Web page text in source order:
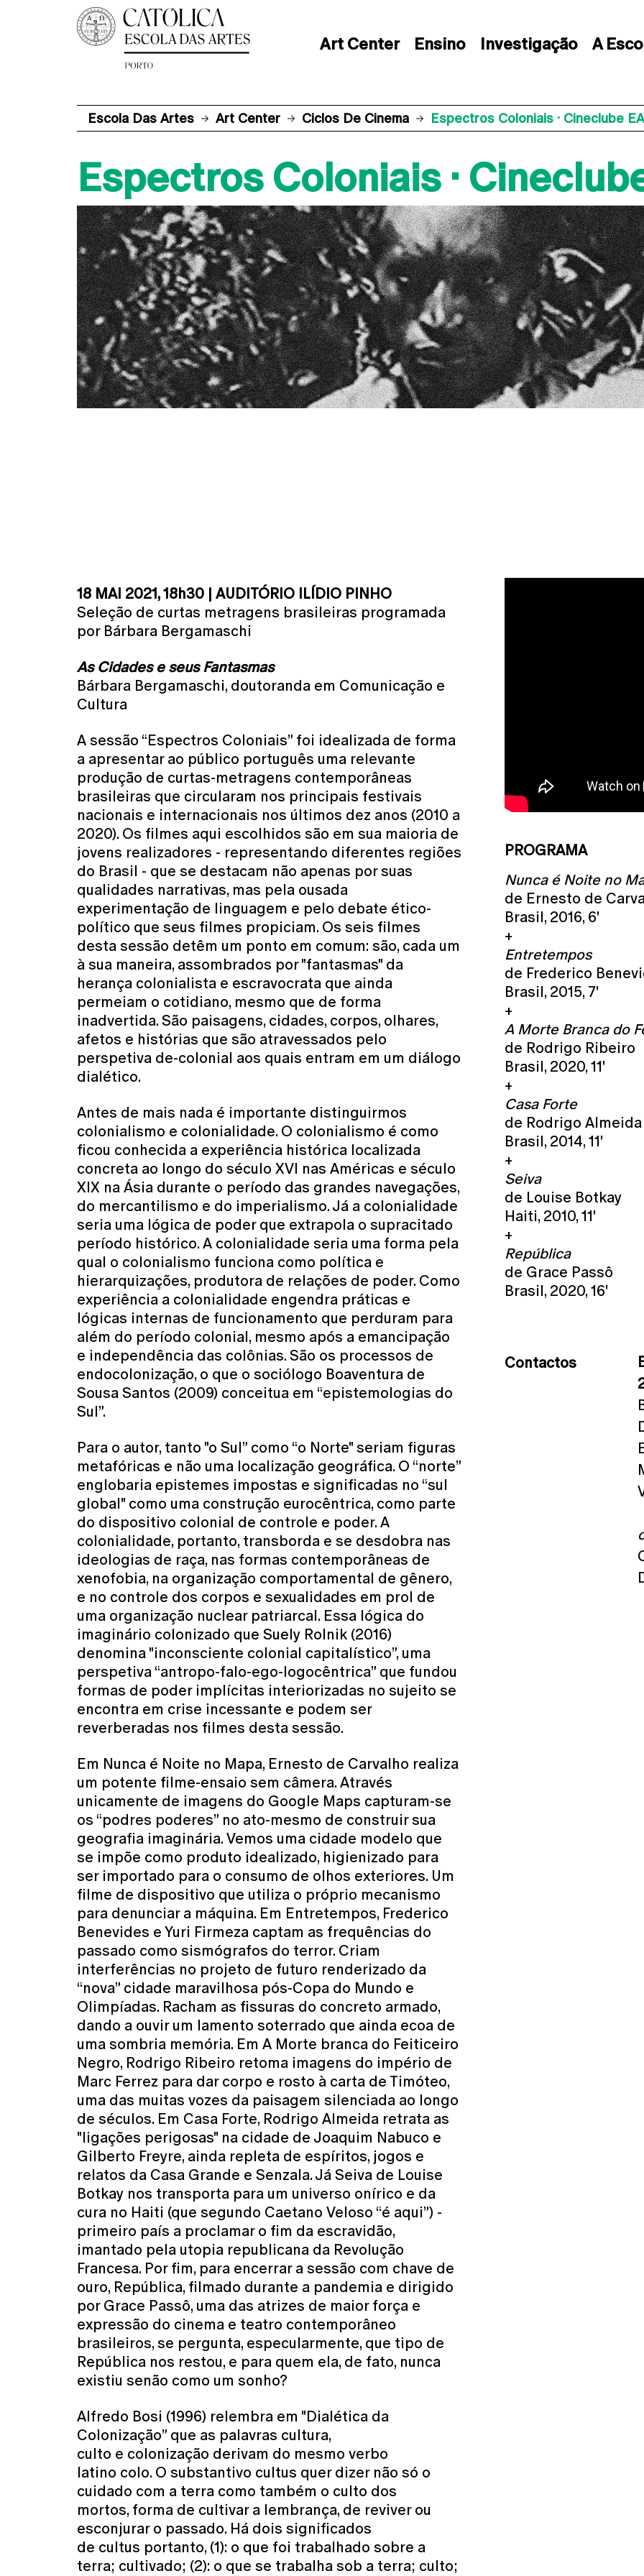
Art Center Ensino Investigação A
Escola Das Artes Art Center Ciclos De Cinema Espectros Coloniais · Cineclube EA
Espectros Coloniais ·
18 MAI 2021, 18h30 | AUDITÓRIO ILÍDIO PINHO
Seleção de curtas metragens brasileiras programada
por Bárbara Bergamaschi
As Cidades e seus Fantasmas
Bárbara Bergamaschi, doutoranda em Comunicação e
Cultura
A sessão “Espectros Coloniais” foi idealizada de forma
a apresentar ao público português uma relevante
produção de curtas-metragens contemporâneas
brasileiras que circularam nos principais festivais
nacionais e internacionais nos últimos dez anos (2010 a
2020). Os filmes aqui escolhidos são em sua maioria de
jovens realizadores - representando diferentes regiões
do Brasil - que se destacam não apenas por suas
qualidades narrativas, mas pela ousada
experimentação de linguagem e pelo debate ético-
político que seus filmes propiciam. Os seis filmes
desta sessão detêm um ponto em comum: são, cada um
à sua maneira, assombrados por "fantasmas" da
herança colonialista e escravocrata que ainda
permeiam o cotidiano, mesmo que de forma
inadvertida. São paisagens, cidades, corpos, olhares,
afetos e histórias que são atravessados pelo
perspetiva de-colonial aos quais entram em um diálogo
dialético.
Antes de mais nada é importante distinguirmos
colonialismo e colonialidade. O colonialismo é como
ficou conhecida a experiência histórica localizada
concreta ao longo do século XVI nas Américas e século
XIX na Ásia durante o período das grandes navegações,
do mercantilismo e do imperialismo. Já a colonialidade
seria uma lógica de poder que extrapola o supracitado
período histórico. A colonialidade seria uma forma pela
qual o colonialismo funciona como política e
hierarquizações, produtora de relações de poder. Como
experiência a colonialidade engendra práticas e
lógicas internas de funcionamento que perduram para
além do período colonial, mesmo após a emancipação
e independência das colônias. São os processos de
endocolonização, o que o sociólogo Boaventura de
Sousa Santos (2009) conceitua em “epistemologias do
Sul”.
Para o autor, tanto "o Sul” como “o Norte" seriam figuras
metafóricas e não uma localização geográfica. O “norte”
englobaria epistemes impostas e significadas no “sul
global" como uma construção eurocêntrica, como parte
do dispositivo colonial de controle e poder. A
colonialidade, portanto, transborda e se desdobra nas
ideologias de raça, nas formas contemporâneas de
xenofobia, na organização comportamental de gênero,
e no controle dos corpos e sexualidades em prol de
uma organização nuclear patriarcal. Essa lógica do
imaginário colonizado que Suely Rolnik (2016)
denomina "inconsciente colonial capitalístico”, uma
perspetiva “antropo-falo-ego-logocêntrica” que fundou
formas de poder implícitas interiorizadas no sujeito se
encontra em crise incessante e podem ser
reverberadas nos filmes desta sessão.
Em Nunca é Noite no Mapa, Ernesto de Carvalho realiza
um potente filme-ensaio sem câmera. Através
unicamente de imagens do Google Maps capturam-se
os “podres poderes” no ato-mesmo de construir sua
geografia imaginária. Vemos uma cidade modelo que
se impõe como produto idealizado, higienizado para
ser importado para o consumo de olhos exteriores. Um
filme de dispositivo que utiliza o próprio mecanismo
para denunciar a máquina. Em Entretempos, Frederico
Benevides e Yuri Firmeza captam as frequências do
passado como sismógrafos do terror. Criam
interferências no projeto de futuro renderizado da
“nova” cidade maravilhosa pós-Copa do Mundo e
Olimpíadas. Racham as fissuras do concreto armado,
dando a ouvir um lamento soterrado que ainda ecoa de
uma sombria memória. Em A Morte branca do Feiticeiro
Negro, Rodrigo Ribeiro retoma imagens do império de
Marc Ferrez para dar corpo e rosto à carta de Timóteo,
uma das muitas vozes da paisagem silenciada ao longo
de séculos. Em Casa Forte, Rodrigo Almeida retrata as
"ligações perigosas" na cidade de Joaquim Nabuco e
Gilberto Freyre, ainda repleta de espíritos, jogos e
relatos da Casa Grande e Senzala. Já Seiva de Louise
Botkay nos transporta para um universo onírico e da
cura no Haiti (que segundo Caetano Veloso “é aqui”) -
primeiro país a proclamar o fim da escravidão,
imantado pela utopia republicana da Revolução
Francesa. Por fim, para encerrar a sessão com chave de
ouro, República, filmado durante a pandemia e dirigido
por Grace Passô, uma das atrizes de maior força e
expressão do cinema e teatro contemporâneo
brasileiros, se pergunta, especularmente, que tipo de
República nos restou, e para quem ela, de fato, nunca
existiu senão como um sonho?
Alfredo Bosi (1996) relembra em "Dialética da
Colonização” que as palavras cultura,
culto e colonização derivam do mesmo verbo
latino colo. O substantivo cultus quer dizer não só o
cuidado com a terra como também o culto dos
mortos, forma de cultivar a lembrança, de reviver ou
esconjurar o passado. Há dois significados
de cultus portanto, (1): o que foi trabalhado sobre a
terra; cultivado; (2): o que se trabalha sob a terra; culto;
Contactos
PROGRAMA
Nunca é Noite no
de Ernesto de
Brasil, 2016, 6'
+
Entretempos
de Frederico
Brasil, 2015, 7'
+
A Morte Branca do
de Rodrigo Ribeiro
Brasil, 2020, 11'
+
Casa Forte
de Rodrigo Almeida
Brasil, 2014, 11'
+
Seiva
de Louise Botkay
Haiti, 2010, 11'
+
República
de Grace Passô
Brasil, 2020, 16'